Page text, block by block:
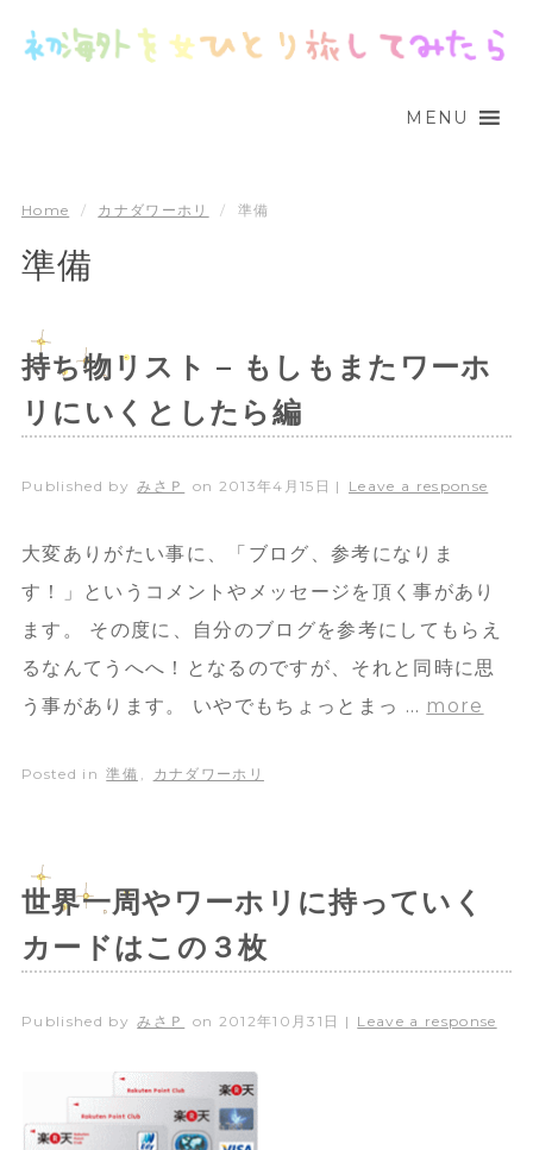
MENU
Home / カナダワーホリ / 準備
準備
持ち物リスト – もしもまたワーホ
リにいくとしたら編
Published by みさＰ on 2013年4月15日 | Leave a response
大変ありがたい事に、「ブログ、参考になりま
す！」というコメントやメッセージを頂く事があり
ます。 その度に、自分のブログを参考にしてもらえ
るなんてうへへ！となるのですが、それと同時に思
う事があります。 いやでもちょっとまっ … more
Posted in 準備 カナダワーホリ
世界一周やワーホリに持っていく
カードはこの３枚
Published by みさＰ on 2012年10月31日 | Leave a response